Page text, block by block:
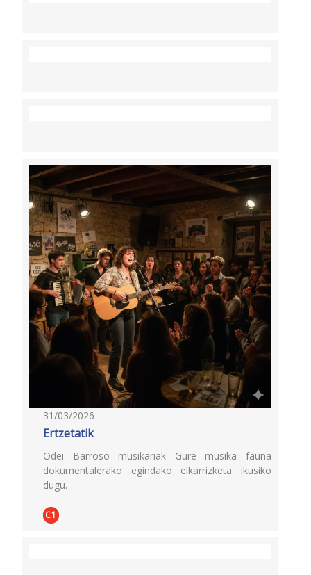
31/03/2026
Ertzetatik
Odei Barroso musikariak Gure musika fauna
dokumentalerako egindako elkarrizketa ikusiko
dugu.
C1